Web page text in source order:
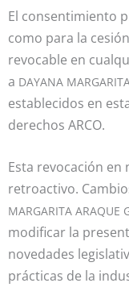
El consentimiento
como para la
revocable en
a DAYANA
establecidos en
derechos ARCO.
Esta revocación
retroactivo.
MARGARITA ARAQUE
modificar la
novedades
prácticas de la